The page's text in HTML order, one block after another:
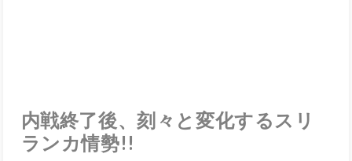
内戦終了後、刻々と変化するスリ
ランカ情勢!!